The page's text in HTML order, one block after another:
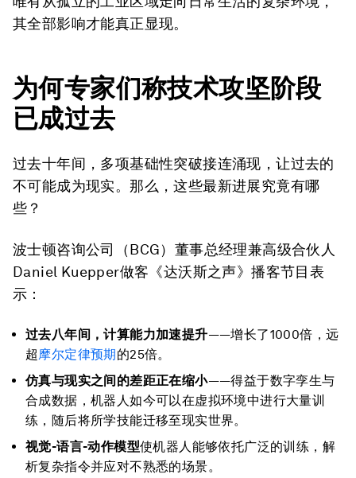
其全部影响才能真正显现。
为何专家们称技术攻坚阶段
已成过去
过去十年间，多项基础性突破接连涌现，让过去的
不可能成为现实。那么，这些最新进展究竟有哪
些？
波士顿咨询公司（BCG）董事总经理兼高级合伙人
Daniel Kuepper做客《达沃斯之声》播客节目表
示：
过去八年间，计算能力加速提升——增长了1000倍，远
超摩尔定律预期的25倍。
仿真与现实之间的差距正在缩小——得益于数字孪生与
合成数据，机器人如今可以在虚拟环境中进行大量训
练，随后将所学技能迁移至现实世界。
视觉-语言-动作模型使机器人能够依托广泛的训练，解
析复杂指令并应对不熟悉的场景。